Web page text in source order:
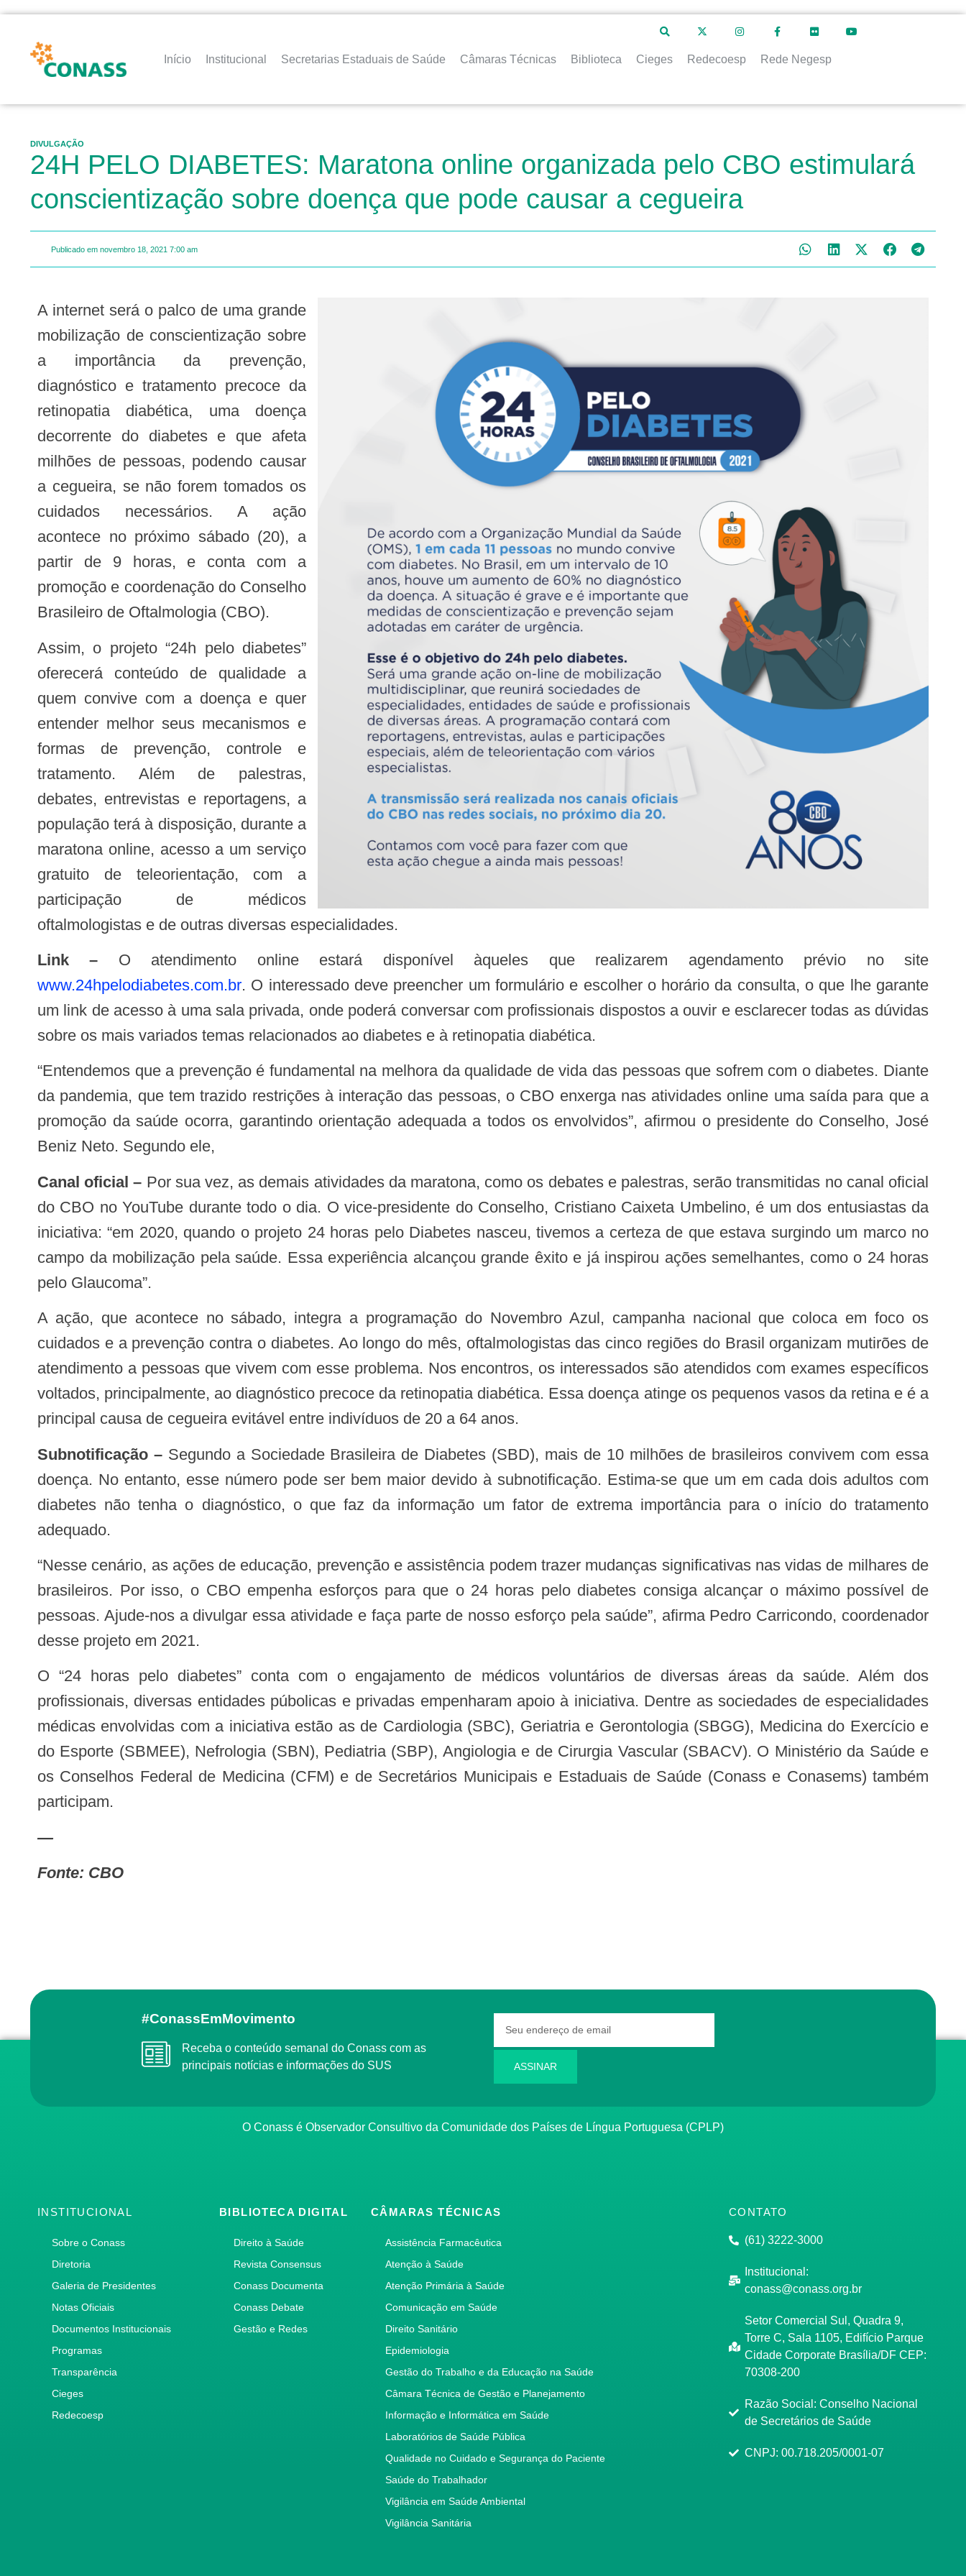
Início Institucional Secretarias Estaduais de Saúde Câmaras Técnicas Biblioteca Cieges Redecoesp Rede Negesp
DIVULGAÇÃO
24H PELO DIABETES: Maratona online organizada pelo CBO estimulará
conscientização sobre doença que pode causar a cegueira
Publicado em novembro 18, 2021 7:00 am
A internet será o palco de uma grande
mobilização de conscientização sobre
a importância da prevenção,
diagnóstico e tratamento precoce da
retinopatia diabética, uma doença
decorrente do diabetes e que afeta
milhões de pessoas, podendo causar
a cegueira, se não forem tomados os
cuidados necessários. A ação
acontece no próximo sábado (20), a
partir de 9 horas, e conta com a
promoção e coordenação do Conselho
Brasileiro de Oftalmologia (CBO).
Assim, o projeto “24h pelo diabetes”
oferecerá conteúdo de qualidade a
quem convive com a doença e quer
entender melhor seus mecanismos e
formas de prevenção, controle e
tratamento. Além de palestras,
debates, entrevistas e reportagens, a
população terá à disposição, durante a
maratona online, acesso a um serviço
gratuito de teleorientação, com a
participação de médicos
oftalmologistas e de outras diversas especialidades.
Link – O atendimento online estará disponível àqueles que realizarem agendamento prévio no site
www.24hpelodiabetes.com.br. O interessado deve preencher um formulário e escolher o horário da consulta, o que lhe garante
um link de acesso à uma sala privada, onde poderá conversar com profissionais dispostos a ouvir e esclarecer todas as dúvidas
sobre os mais variados temas relacionados ao diabetes e à retinopatia diabética.
“Entendemos que a prevenção é fundamental na melhora da qualidade de vida das pessoas que sofrem com o diabetes. Diante
da pandemia, que tem trazido restrições à interação das pessoas, o CBO enxerga nas atividades online uma saída para que a
promoção da saúde ocorra, garantindo orientação adequada a todos os envolvidos”, afirmou o presidente do Conselho, José
Beniz Neto. Segundo ele,
Canal oficial – Por sua vez, as demais atividades da maratona, como os debates e palestras, serão transmitidas no canal oficial
do CBO no YouTube durante todo o dia. O vice-presidente do Conselho, Cristiano Caixeta Umbelino, é um dos entusiastas da
iniciativa: “em 2020, quando o projeto 24 horas pelo Diabetes nasceu, tivemos a certeza de que estava surgindo um marco no
campo da mobilização pela saúde. Essa experiência alcançou grande êxito e já inspirou ações semelhantes, como o 24 horas
pelo Glaucoma”.
A ação, que acontece no sábado, integra a programação do Novembro Azul, campanha nacional que coloca em foco os
cuidados e a prevenção contra o diabetes. Ao longo do mês, oftalmologistas das cinco regiões do Brasil organizam mutirões de
atendimento a pessoas que vivem com esse problema. Nos encontros, os interessados são atendidos com exames específicos
voltados, principalmente, ao diagnóstico precoce da retinopatia diabética. Essa doença atinge os pequenos vasos da retina e é a
principal causa de cegueira evitável entre indivíduos de 20 a 64 anos.
Subnotificação –Segundo a Sociedade Brasileira de Diabetes (SBD), mais de 10 milhões de brasileiros convivem com essa
doença. No entanto, esse número pode ser bem maior devido à subnotificação. Estima-se que um em cada dois adultos com
diabetes não tenha o diagnóstico, o que faz da informação um fator de extrema importância para o início do tratamento
adequado.
“Nesse cenário, as ações de educação, prevenção e assistência podem trazer mudanças significativas nas vidas de milhares de
brasileiros. Por isso, o CBO empenha esforços para que o 24 horas pelo diabetes consiga alcançar o máximo possível de
pessoas. Ajude-nos a divulgar essa atividade e faça parte de nosso esforço pela saúde”, afirma Pedro Carricondo, coordenador
desse projeto em 2021.
O “24 horas pelo diabetes” conta com o engajamento de médicos voluntários de diversas áreas da saúde. Além dos
profissionais, diversas entidades púbolicas e privadas empenharam apoio à iniciativa. Dentre as sociedades de especialidades
médicas envolvidas com a iniciativa estão as de Cardiologia (SBC), Geriatria e Gerontologia (SBGG), Medicina do Exercício e
do Esporte (SBMEE), Nefrologia (SBN), Pediatria (SBP), Angiologia e de Cirurgia Vascular (SBACV). O Ministério da Saúde e
os Conselhos Federal de Medicina (CFM) e de Secretários Municipais e Estaduais de Saúde (Conass e Conasems) também
participam.
—
Fonte: CBO
#ConassEmMovimento
Receba o conteúdo semanal do Conass com as
principais notícias e informações do SUS
ASSINAR
O Conass é Observador Consultivo da Comunidade dos Países de Língua Portuguesa (CPLP)
INSTITUCIONAL
Sobre o Conass
Diretoria
Galeria de Presidentes
Notas Oficiais
Documentos Institucionais
Programas
Transparência
Cieges
Redecoesp
BIBLIOTECA DIGITAL
Direito à Saúde
Revista Consensus
Conass Documenta
Conass Debate
Gestão e Redes
CÂMARAS TÉCNICAS
Assistência Farmacêutica
Atenção à Saúde
Atenção Primária à Saúde
Comunicação em Saúde
Direito Sanitário
Epidemiologia
Gestão do Trabalho e da Educação na Saúde
Câmara Técnica de Gestão e Planejamento
Informação e Informática em Saúde
Laboratórios de Saúde Pública
Qualidade no Cuidado e Segurança do Paciente
Saúde do Trabalhador
Vigilância em Saúde Ambiental
Vigilância Sanitária
CONTATO
(61) 3222-3000
Institucional:
conass@conass.org.br
Setor Comercial Sul, Quadra 9,
Torre C, Sala 1105, Edifício Parque
Cidade Corporate Brasília/DF CEP:
70308-200
Razão Social: Conselho Nacional
de Secretários de Saúde
CNPJ: 00.718.205/0001-07